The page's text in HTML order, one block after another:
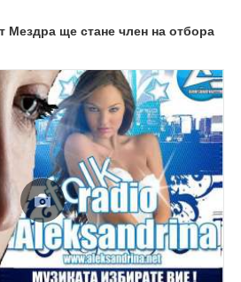
Мездра ще стане член на отбора